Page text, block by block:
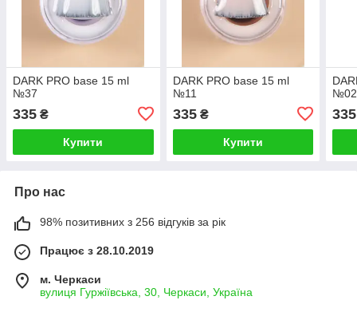
DARK PRO base 15 ml
№37
335 ₴
Купити
DARK PRO base 15 ml
№11
335₴
Купити
№02
335
Про нас
98% позитивних з 256 відгуків за рік
Працює з 28.10.2019
м. Черкаси
вулиця Гуржіївська, 30, Черкаси, Україна